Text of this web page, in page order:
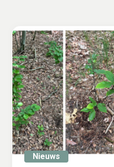
Nieuws